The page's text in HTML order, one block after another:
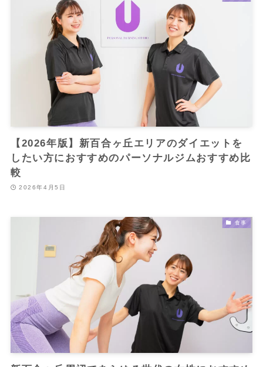
【2026年版】新百合ヶ丘エリアのダイエットを
したい方におすすめのパーソナルジムおすすめ比
較
2026年4月5日
食事